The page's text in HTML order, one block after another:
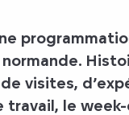
visites,
le